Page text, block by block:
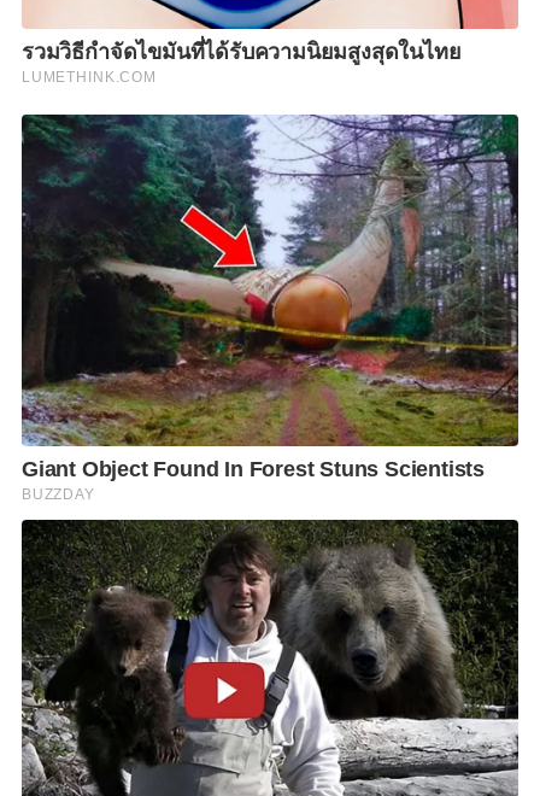
เครือ จะใช้การใช้หลัก3Rsได้แก่Reduceการลดการใช้
ทรัพยากรธรรมชาติ อาทิ ขวด PETกระป๋องอลูมิเนียม
ก๊าซเรือนกระจกของผลิตภัณฑ์ที่ใช้กระบวนการย่อยตาม
เกณฑ์ที่กำหนด,Reuseการนำกลับมาใช้ซ้ำ โดยนำบรรจุ
ภัณฑ์หลังการบริโภคกลับมาใช้ซ้ำในกระบวนการผลิต
เช่น ขวดแก้ว
ซึ่งในปีนี้ได้ตั้งเป้าไว้80%ของยอดขาย
ทั้งหมดที่จะนำกลับมาใช้ให้ได้มากที่สุดและRecycle
การนำบรรจุภัณฑ์หลังการบริโภคกลับมาใช้ใหม่ โดยนำ
มาเป็นวัตถุดิบในการผลิต อาทิ ขวดแก้ว นำมาบดแล้วนำ
กลับมาใช้ใหม่,ขวดพลาสติกใส (ขวดPET)นำมาแปรรูป
เป็นเม็ดโพลีเอสเตอร์ผลิตเป็นเส้นใยถักทอเป็นผืนผ้า
การให้ความสำคัญในการคัดแยกขยะ:
โดยนำหลักการเศรษฐกิจหมุนเวียนมาประยุกต์ใช้ โดย
เริ่มต้นจากภายในองค์กรของไทยเบฟ และบริษัทในเครือ
ให้พนักงานได้มีส่วนร่วมคัดแยกขยะใน
สำนักงาน
นอกจากนี้ยังจัดตั้งโครงการคัดแยกขวดที่นำ
กลับมาใช้ใหม่ได้ ยกตัวอย่างโครงการCan 2 Can:การ
เก็บกระป๋องเครื่องดื่มอลูมิเนียมจากผู้บริโภคกลับมาคัด
แยก แล้วนำไปสู่กระบวนการรีไซเคิล ซึ่งในปี63สามารถ
เก็บกระป๋องอลูมิเนียมกลับมาได้ทั้งสิ้น1,256ตัน